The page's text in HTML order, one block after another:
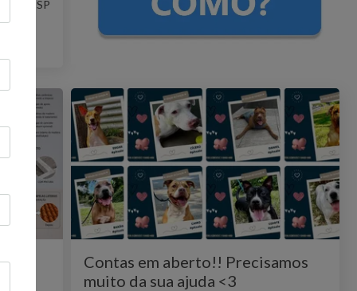
Paulo - SP
do
Contas em aberto!! Precisamos
muito da sua ajuda <3